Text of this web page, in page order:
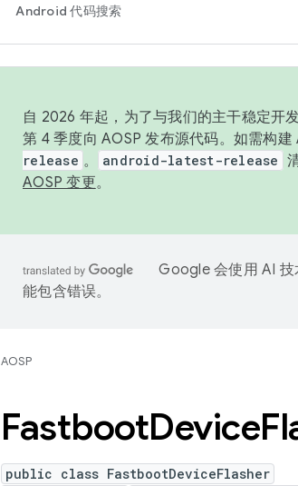
Android 代码搜索
自 2026 年起，为了与我们的主干稳定开
第 4 季度向 AOSP 发布源代码。如需构
release 。 android-latest-release
AOSP 变更。
Google 会使用 AI
能包含错误。
AOSP
FastbootDevice
public class FastbootDeviceFlasher